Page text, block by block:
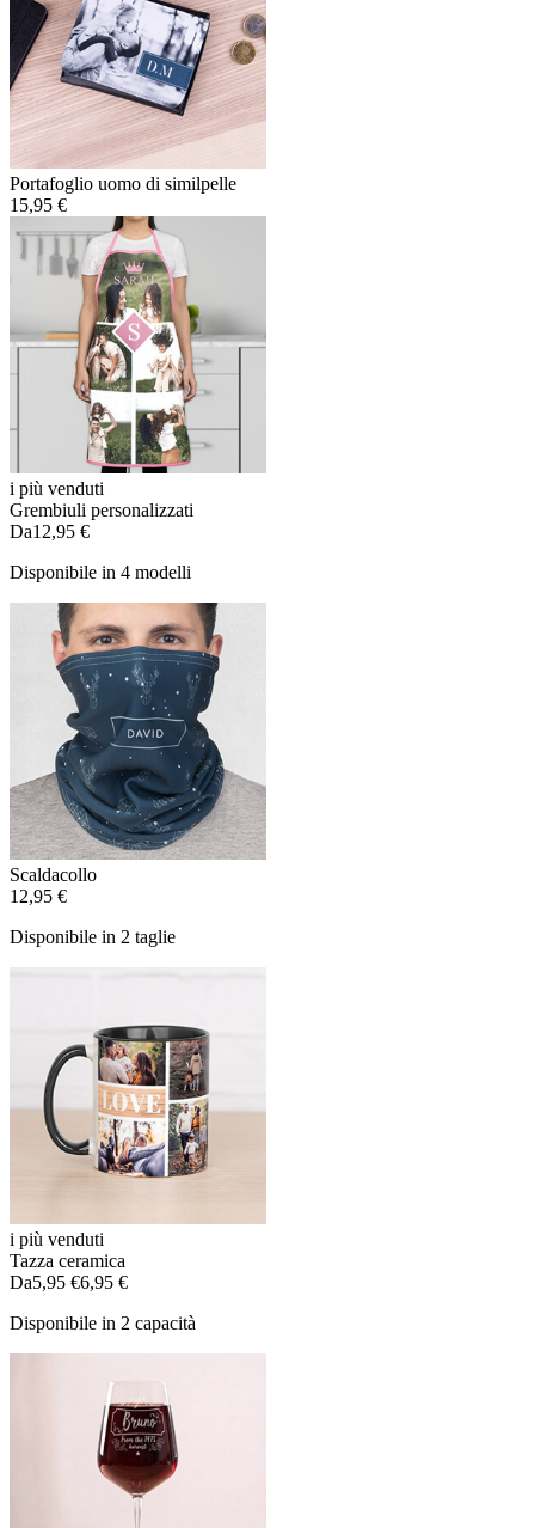
Portafoglio uomo di similpelle
15,95 €
i più venduti
Grembiuli personalizzati
Da12,95 €
Disponibile in 4 modelli
Scaldacollo
12,95 €
Disponibile in 2 taglie
i più venduti
Tazza ceramica
Da5,95 €6,95 €
Disponibile in 2 capacità